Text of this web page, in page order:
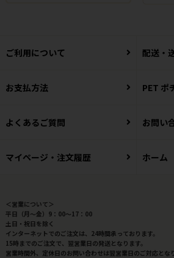
ご利用について 配送・
お支払方法 PET ポ
よくあるご質問 お問い
マイページ・注文履歴 ホーム
＜営業について＞
平日（月～金）9：00～17：00
土日・祝日を除く
インターネットでのご注文は、24時間承っております。
15時までのご注文で、翌営業日の発送となります。
営業時間外、定休日のお問い合わせは翌営業日のご対応とな